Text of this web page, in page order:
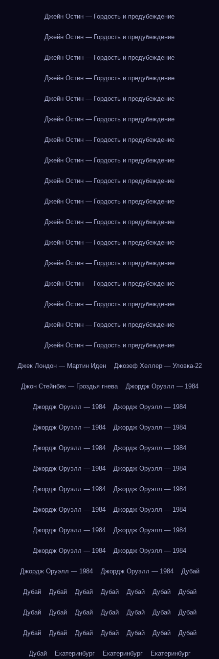
Джейн Остин — Гордость и предубеждение
Джейн Остин — Гордость и предубеждение
Джейн Остин — Гордость и предубеждение
Джейн Остин — Гордость и предубеждение
Джейн Остин — Гордость и предубеждение
Джейн Остин — Гордость и предубеждение
Джейн Остин — Гордость и предубеждение
Джейн Остин — Гордость и предубеждение
Джейн Остин — Гордость и предубеждение
Джейн Остин — Гордость и предубеждение
Джейн Остин — Гордость и предубеждение
Джейн Остин — Гордость и предубеждение
Джейн Остин — Гордость и предубеждение
Джейн Остин — Гордость и предубеждение
Джейн Остин — Гордость и предубеждение
Джейн Остин — Гордость и предубеждение
Джейн Остин — Гордость и предубеждение
Джек Лондон — Мартин Иден Джозеф Хеллер — Уловка-22
Джон Стейнбек — Гроздья гнева Джордж Оруэлл — 1984
Джордж Оруэлл — 1984 Джордж Оруэлл — 1984
Джордж Оруэлл — 1984 Джордж Оруэлл — 1984
Джордж Оруэлл — 1984 Джордж Оруэлл — 1984
Джордж Оруэлл — 1984 Джордж Оруэлл — 1984
Джордж Оруэлл — 1984 Джордж Оруэлл — 1984
Джордж Оруэлл — 1984 Джордж Оруэлл — 1984
Джордж Оруэлл — 1984 Джордж Оруэлл — 1984
Джордж Оруэлл — 1984 Джордж Оруэлл — 1984
Джордж Оруэлл — 1984 Джордж Оруэлл — 1984 Дубай
Дубай Дубай Дубай Дубай Дубай Дубай Дубай
Дубай Дубай Дубай Дубай Дубай Дубай Дубай
Дубай Дубай Дубай Дубай Дубай Дубай Дубай
Дубай Екатеринбург Екатеринбург Екатеринбург